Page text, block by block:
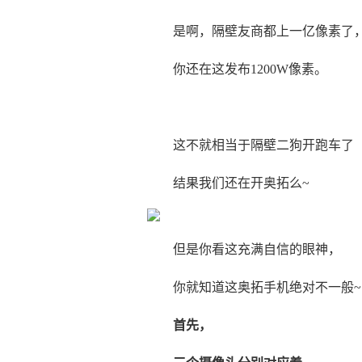
是啊，隔壁友商都上一亿像素了
你还在这发布1200W像素。
这不就相当于隔壁二狗开跑车了
结果我们还在开奥拓么~
但是你看这充满自信的眼神，
你就知道这奥拓手机绝对不一般~
首先，